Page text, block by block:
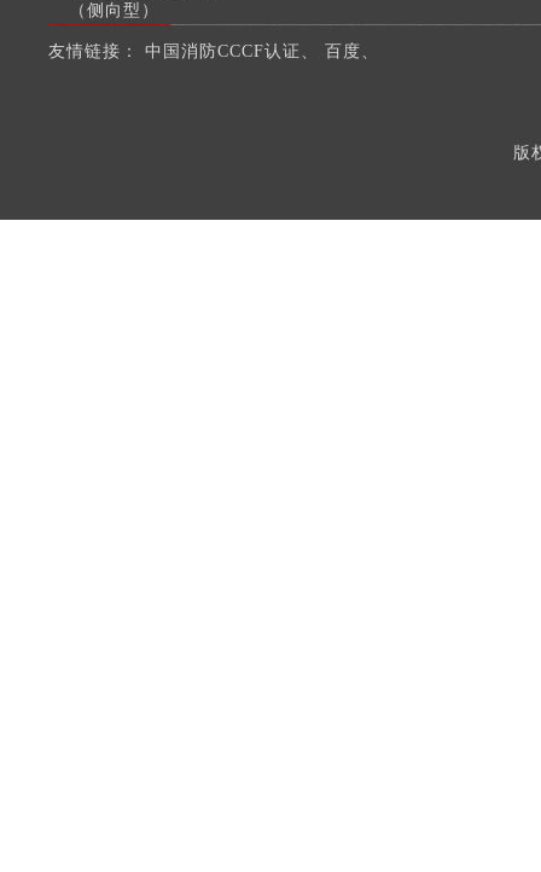
（侧向型）
钢质复合防火防烟卷
友情链接： 中国消防CCCF认证 、 百度、
版